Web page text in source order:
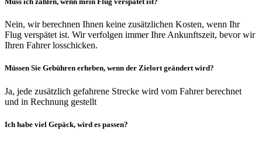
Nein, wir berechnen Ihnen keine zusätzlichen Kosten, wenn Ihr
Flug verspätet ist. Wir verfolgen immer Ihre Ankunftszeit, bevor wir
Ihren Fahrer losschicken.
Müssen Sie Gebühren erheben, wenn der Zielort geändert wird?
Ja, jede zusätzlich gefahrene Strecke wird vom Fahrer berechnet
und in Rechnung gestellt
Ich habe viel Gepäck, wird es passen?